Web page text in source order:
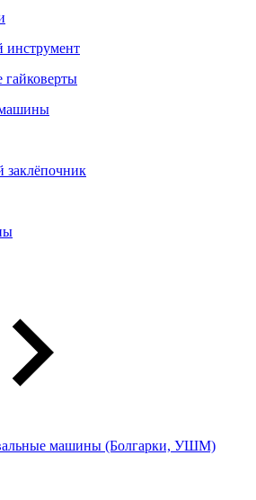
инструмент
заклёпочник
машины (Болгарки, УШМ)